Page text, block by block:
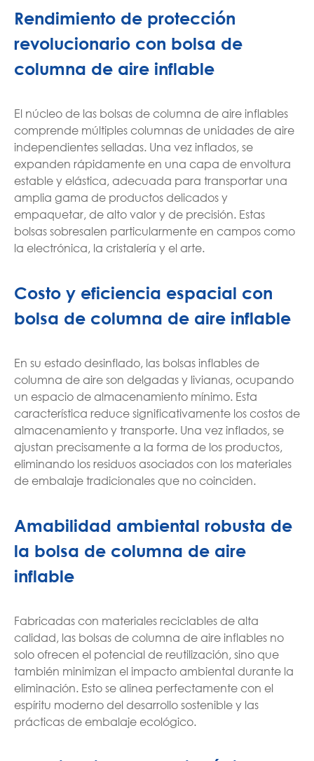
Rendimiento de protección
revolucionario con bolsa de
columna de aire inflable
El núcleo de las bolsas de columna de aire inflables
comprende múltiples columnas de unidades de aire
independientes selladas. Una vez inflados, se
expanden rápidamente en una capa de envoltura
estable y elástica, adecuada para transportar una
amplia gama de productos delicados y
empaquetar, de alto valor y de precisión. Estas
bolsas sobresalen particularmente en campos como
la electrónica, la cristalería y el arte.
Costo y eficiencia espacial con
bolsa de columna de aire inflable
En su estado desinflado, las bolsas inflables de
columna de aire son delgadas y livianas, ocupando
un espacio de almacenamiento mínimo. Esta
característica reduce significativamente los costos de
almacenamiento y transporte. Una vez inflados, se
ajustan precisamente a la forma de los productos,
eliminando los residuos asociados con los materiales
de embalaje tradicionales que no coinciden.
Amabilidad ambiental robusta de
la bolsa de columna de aire
inflable
Fabricadas con materiales reciclables de alta
calidad, las bolsas de columna de aire inflables no
solo ofrecen el potencial de reutilización, sino que
también minimizan el impacto ambiental durante la
eliminación. Esto se alinea perfectamente con el
espíritu moderno del desarrollo sostenible y las
prácticas de embalaje ecológico.